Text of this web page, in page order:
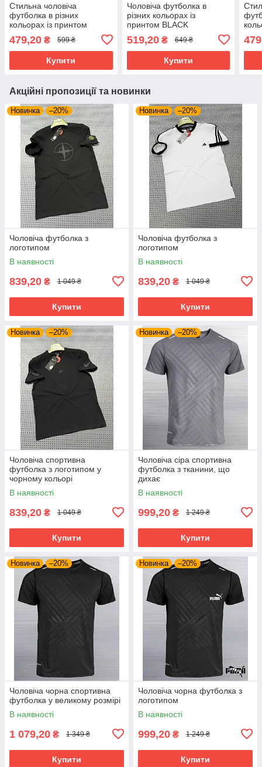
Стильна чоловіча
футболка в різних
кольорах із принтом
479,20 ₴ 599 ₴
Купити
Чоловіча футболка в
різних кольорах із
принтом BLACK
519,20₴ 649 ₴
Купити
Акційні пропозиції та новинки
Новинка –20%
Чоловіча футболка з
логотипом
В наявності
839,20 ₴ 1 049 ₴
Купити
Новинка –20%
Чоловіча футболка з
логотипом
В наявності
839,20 ₴ 1 049 ₴
Купити
Новинка –20%
Чоловіча спортивна
футболка з логотипом у
чорному кольорі
В наявності
839,20 ₴ 1 049 ₴
Купити
Новинка –20%
Чоловіча сіра спортивна
футболка з тканини, що
дихає
В наявності
999,20 ₴ 1 249 ₴
Купити
Новинка –20%
Чоловіча чорна спортивна
футболка у великому розмірі
В наявності
1 079,20 ₴ 1 349 ₴
Купити
Новинка –20%
Чоловіча чорна футболка з
логотипом
В наявності
999,20 ₴ 1 249 ₴
Купити